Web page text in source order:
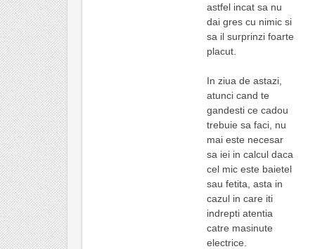
astfel incat sa nu
dai gres cu nimic si
sa il surprinzi foarte
placut.
In ziua de astazi,
atunci cand te
gandesti ce cadou
trebuie sa faci, nu
mai este necesar
sa iei in calcul daca
cel mic este baietel
sau fetita, asta in
cazul in care iti
indrepti atentia
catre masinute
electrice.